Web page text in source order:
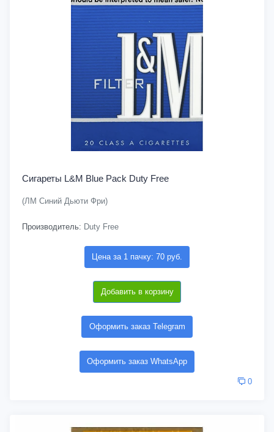
Сигареты L&M Blue Pack Duty Free
(ЛМ Синий Дьюти Фри)
Производитель: Duty Free
Цена за 1 пачку: 70 руб.
Добавить в корзину
Оформить заказ Telegram
Оформить заказ WhatsApp
0